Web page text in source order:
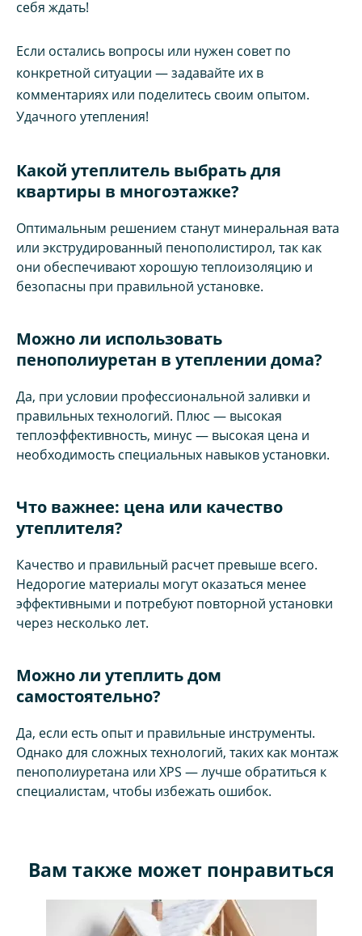
себя ждать!
Если остались вопросы или нужен совет по
конкретной ситуации — задавайте их в
комментариях или поделитесь своим опытом.
Удачного утепления!
Какой утеплитель выбрать для
квартиры в многоэтажке?
Оптимальным решением станут минеральная вата
или экструдированный пенополистирол, так как
они обеспечивают хорошую теплоизоляцию и
безопасны при правильной установке.
Можно ли использовать
пенополиуретан в утеплении дома?
Да, при условии профессиональной заливки и
правильных технологий. Плюс — высокая
теплоэффективность, минус — высокая цена и
необходимость специальных навыков установки.
Что важнее: цена или качество
утеплителя?
Качество и правильный расчет превыше всего.
Недорогие материалы могут оказаться менее
эффективными и потребуют повторной установки
через несколько лет.
Можно ли утеплить дом
самостоятельно?
Да, если есть опыт и правильные инструменты.
Однако для сложных технологий, таких как монтаж
пенополиуретана или XPS — лучше обратиться к
специалистам, чтобы избежать ошибок.
Вам также может понравиться